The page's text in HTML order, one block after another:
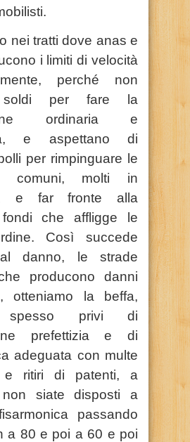
nei tratti dove anas e
i limiti di velocità
perché non
per fare la
ordinaria e
e aspettano di
per rimpinguare le
comuni, molti in
e far fronte alla
che affligge le
Così succede
danno, le strade
producono danni
otteniamo la beffa,
spesso privi di
prefettizia e di
adeguata con multe
e ritiri di patenti, a
siate disposti a
passando
a 80 e poi a 60 e poi